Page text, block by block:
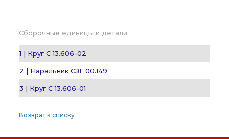
Сборочные единицы и детали:
1 | Круг С 13.606-02
2 | Наральник СЗГ 00.149
3 | Круг С 13.606-01
Возврат к списку